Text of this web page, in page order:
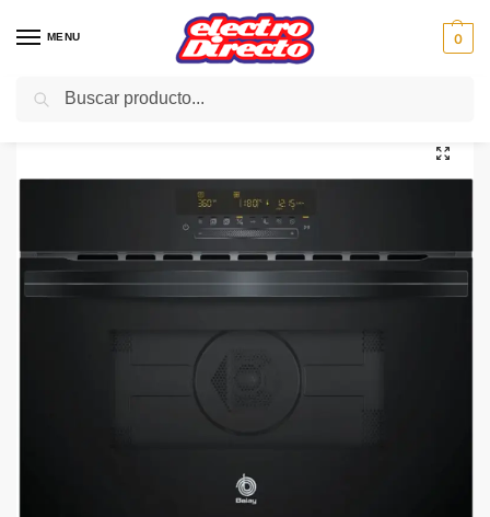
MENU 0
Inicio Gama blanca Hornos